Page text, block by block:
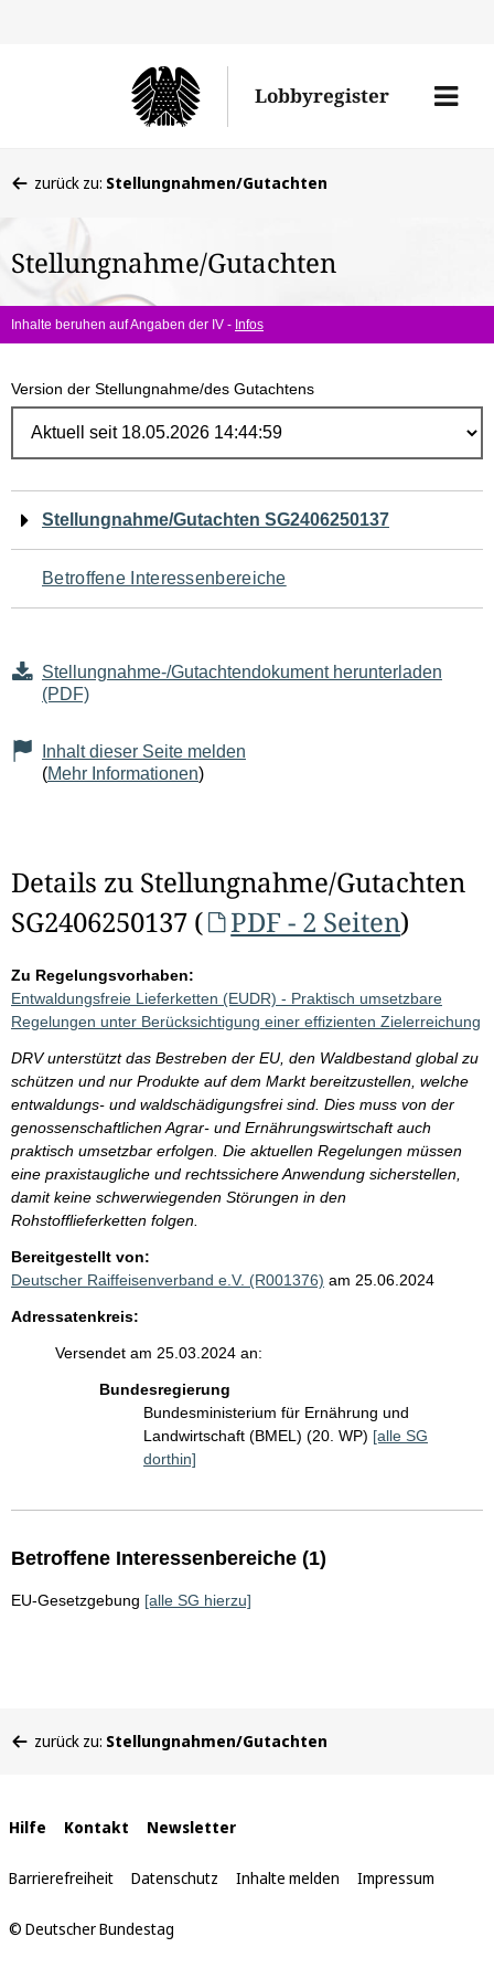
Lobbyregister
Menü
befinden
hier:
zurück zu: Stellungnahmen/Gutachten
Stellungnahme/Gutachten
Inhalte beruhen auf Angaben der IV - Infos
Version der Stellungnahme/des Gutachtens
Navigation
für
den
Seiteninhalt
Stellungnahme/Gutachten SG2406250137
Betroffene Interessenbereiche
Stellungnahme-/Gutachtendokument herunterladen
(PDF)
Inhalt dieser Seite melden
(Mehr Informationen)
Details zu Stellungnahme/Gutachten
SG2406250137 (
PDF - 2 Seiten)
Zu Regelungsvorhaben:
Entwaldungsfreie Lieferketten (EUDR) - Praktisch umsetzbare
Regelungen unter Berücksichtigung einer effizienten Zielerreichung
DRV unterstützt das Bestreben der EU, den Waldbestand global zu
schützen und nur Produkte auf dem Markt bereitzustellen, welche
entwaldungs- und waldschädigungsfrei sind. Dies muss von der
genossenschaftlichen Agrar- und Ernährungswirtschaft auch
praktisch umsetzbar erfolgen. Die aktuellen Regelungen müssen
eine praxistaugliche und rechtssichere Anwendung sicherstellen,
damit keine schwerwiegenden Störungen in den
Rohstofflieferketten folgen.
Bereitgestellt von:
Deutscher Raiffeisenverband e.V. (R001376) am 25.06.2024
Adressatenkreis:
Versendet am 25.03.2024 an:
Bundesregierung
Bundesministerium für Ernährung und
Landwirtschaft (BMEL) (20. WP) [alle SG
dorthin]
Betroffene Interessenbereiche (1)
EU-Gesetzgebung [alle SG hierzu]
befinden
zurück zu: Stellungnahmen/Gutachten
Interne
Links
Hilfe Kontakt Newsletter
Barrierefreiheit Datenschutz Inhalte melden Impressum
© Deutscher Bundestag